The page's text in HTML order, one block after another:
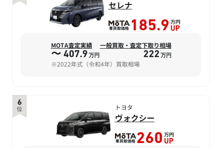
セレナ
車買取価格185.9 万円
UP
MOTA査定実績
〜 407.9 万円
一般買取・査定下取り相場
222 万円
※2022年式（令和4年）買取相場
6
位 トヨタ
ヴォクシー
車買取価格260 万円
UP